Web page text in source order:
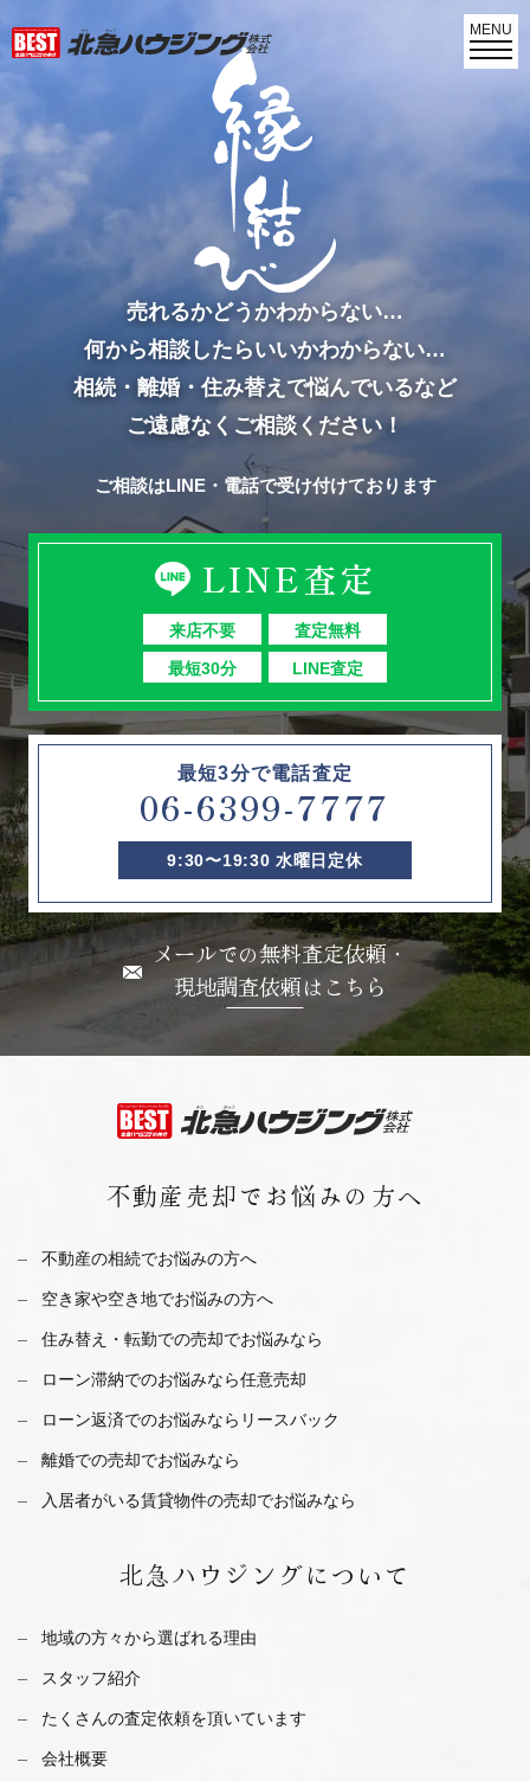
MENU
売れるかどうかわからない…
何から相談したらいいかわからない…
相続・離婚・住み替えで悩んでいるなど
ご遠慮なくご相談ください！
ご相談はLINE・電話で受け付けております
LINE査定
来店不要
査定無料
最短30分
LINE査定
最短3分で電話査定
06-6399-7777
9:30〜19:30 水曜日定休
メールでの無料査定依頼・
現地調査依頼はこちら
不動産売却で お悩みの方へ
不動産の相続でお悩みの方へ
空き家や空き地でお悩みの方へ
住み替え・転勤での売却でお悩みなら
ローン滞納でのお悩みなら任意売却
ローン返済でのお悩みならリースバック
離婚での売却でお悩みなら
入居者がいる賃貸物件の売却でお悩みなら
北急ハウジングについて
地域の方々から選ばれる理由
スタッフ紹介
たくさんの査定依頼を頂いています
会社概要